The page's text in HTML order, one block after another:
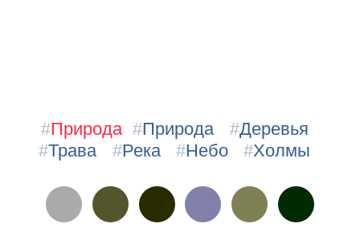
#Природа #Природа #Деревья
#Трава #Река #Небо #Холмы